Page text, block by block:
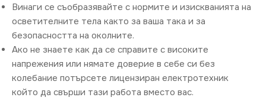
Винаги се съобразявайте с нормите и изискванията на
осветителните тела както за ваша така и за
безопасността на околните.
Ако не знаете как да се справите с високите
напрежения или нямате доверие в себе си без
колебание потърсете лицензиран електротехник
който да свърши тази работа вместо вас.